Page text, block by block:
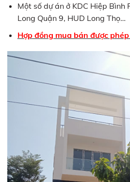
Một số dự án ở KDC Hiệp Bình
Long Quận 9, HUD Long Thọ…
Hợp đồng mua bán được